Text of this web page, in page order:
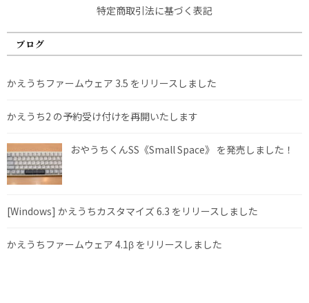
特定商取引法に基づく表記
ブログ
かえうちファームウェア 3.5 をリリースしました
かえうち2 の予約受け付けを再開いたします
おやうちくんSS《Small Space》 を発売しました！
[Windows] かえうちカスタマイズ 6.3 をリリースしました
かえうちファームウェア 4.1β をリリースしました